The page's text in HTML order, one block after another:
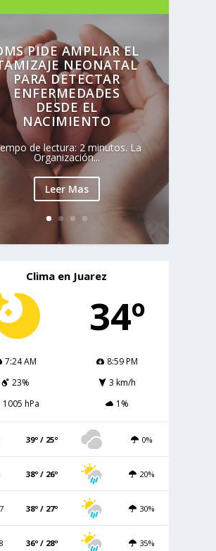
PIDE AMPLIAR EL
NEONATAL
PARA DETECTAR
ENFERMEDADES
DESDE EL
NACIMIENTO
de lectura: 2 minutos. La
Organización...
Leer Mas
Clima en Juarez
34º
7:24 AM
8:59 PM
23%
3 km/h
1005 hPa
1%
39º / 25º 0%
38º / 26º 20%
38º / 27º 30%
36º / 28º 35%